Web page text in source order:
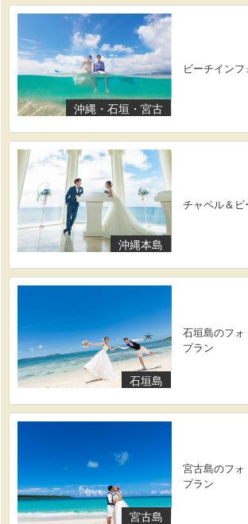
沖縄・石垣・宮古
ビーチインフ
沖縄本島
チャペル＆ビ
石垣島
石垣島のフォ
プラン
宮古島
宮古島のフォ
プラン